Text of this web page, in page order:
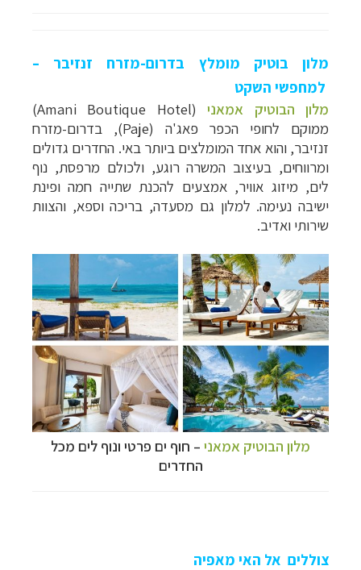
מלון בוטיק מומלץ בדרום-מזרח זנזיבר –
למחפשי השקט
מלון הבוטיק אמאני
(Amani Boutique Hotel)
ממוקם לחופי הכפר פאג'ה (Paje), בדרום-מזרח
זנזיבר, והוא אחד המומלצים ביותר באי. החדרים גדולים
ומרווחים, בעיצוב המשרה רוגע, ולכולם מרפסת, נוף
לים, מיזוג אוויר, אמצעים להכנת שתייה חמה ופינת
ישיבה נעימה. למלון גם מסעדה, בריכה וספא, והצוות
שירותי ואדיב.
מלון הבוטיק אמאני – חוף ים פרטי ונוף לים מכל
החדרים
צוללים אל האי מאפיה